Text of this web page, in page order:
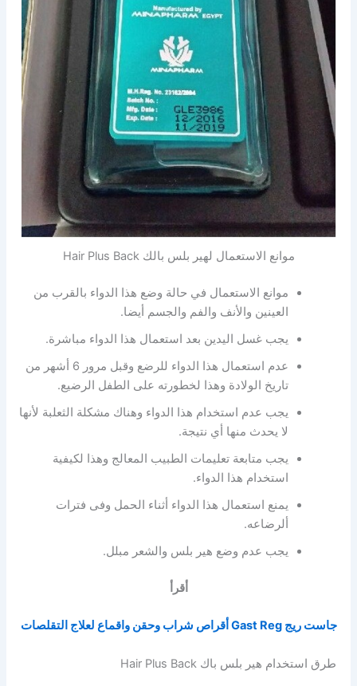
موانع الاستعمال لهير بلس بالك Hair Plus Back
موانع الاستعمال في حالة وضع هذا الدواء بالقرب من
العينين والأنف والفم والجسم أيضا.
يجب غسل اليدين بعد استعمال هذا الدواء مباشرة.
عدم استعمال هذا الدواء للرضع وقبل مرور 6 أشهر من
تاريخ الولادة وهذا لخطورته على الطفل الرضيع.
يجب عدم استخدام هذا الدواء وهناك مشكلة الثعلبة لأنها
لا يحدث منها أي نتيجة.
يجب متابعة تعليمات الطبيب المعالج وهذا لكيفية
استخدام هذا الدواء.
يمنع استعمال هذا الدواء أثناء الحمل وفى فترات
ألرضاعه.
يجب عدم وضع هير بلس والشعر مبلل.
أقرأ
جاست ريج Gast Reg أقراص شراب وحقن واقماع لعلاج التقلصات
طرق استخدام هير بلس باك Hair Plus Back